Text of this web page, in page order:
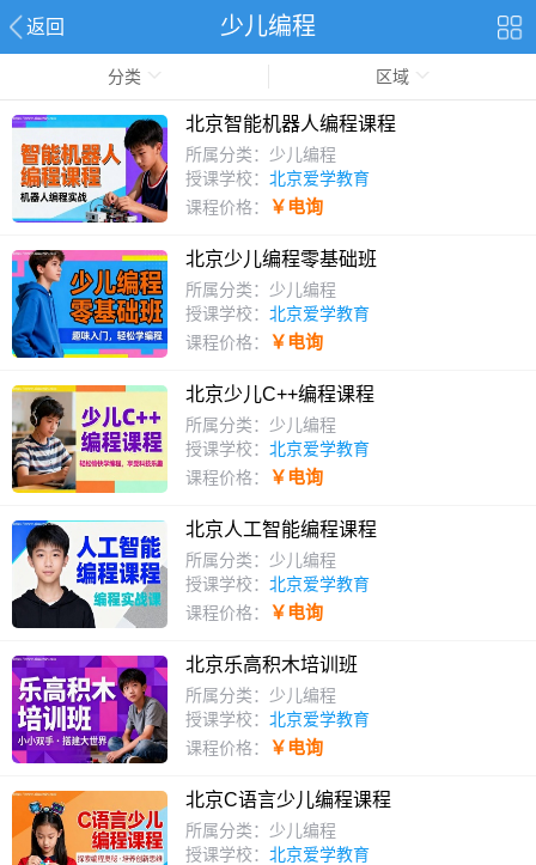
返回 少儿编程
分类 区域
北京智能机器人编程课程
所属分类：少儿编程
授课学校： 北京爱学教育
课程价格：
￥电询
北京少儿编程零基础班
所属分类：少儿编程
授课学校： 北京爱学教育
课程价格：
￥电询
北京少儿C++编程课程
所属分类：少儿编程
授课学校： 北京爱学教育
课程价格：
￥电询
北京人工智能编程课程
所属分类：少儿编程
授课学校： 北京爱学教育
课程价格：
￥电询
北京乐高积木培训班
所属分类：少儿编程
授课学校： 北京爱学教育
课程价格：
￥电询
北京C语言少儿编程课程
所属分类：少儿编程
授课学校： 北京爱学教育